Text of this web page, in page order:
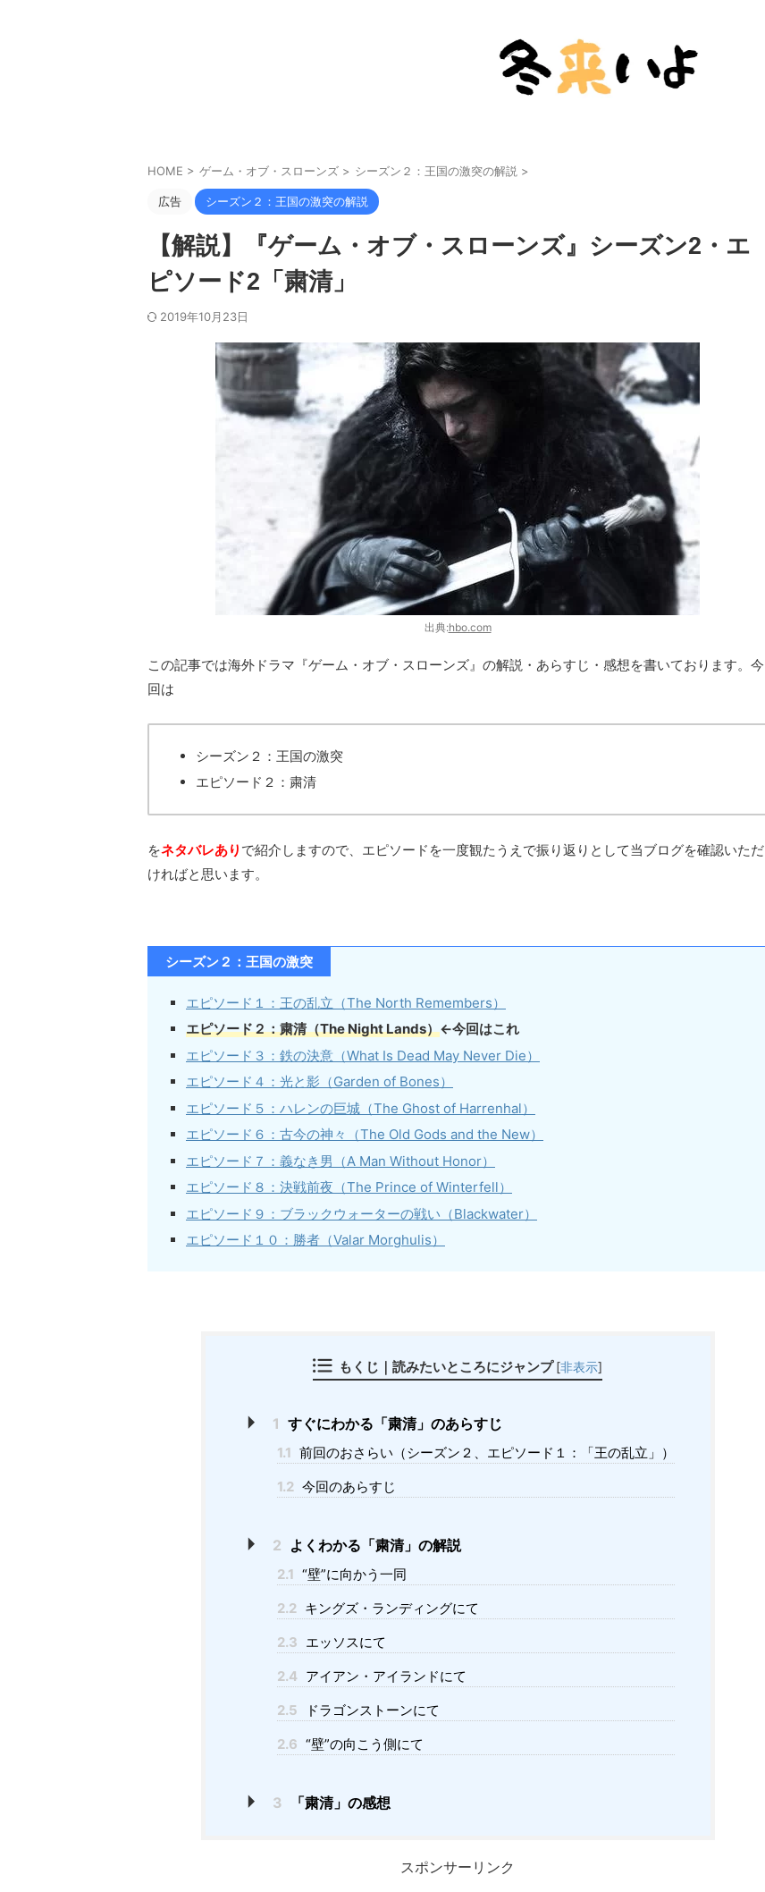
HOME > ゲーム・オブ・スローンズ > シーズン２：王国の激突の解説 >
広告 シーズン２：王国の激突の解説
【解説】『ゲーム・オブ・スローンズ』シーズン2・エ
ピソード2「粛清」
2019年10月23日
出典:hbo.com
この記事では海外ドラマ『ゲーム・オブ・スローンズ』の解説・あらすじ・感想を書いております。今
回は
シーズン２：王国の激突
エピソード２：粛清
をネタバレあり で紹介しますので、エピソードを一度観たうえで振り返りとして当ブログを確認いただ
ければと思います。
シーズン２：王国の激突
エピソード１：王の乱立（The North Remembers）
エピソード２：粛清（The Night Lands）←今回はこれ
エピソード３：鉄の決意（What Is Dead May Never Die）
エピソード４：光と影（Garden of Bones）
エピソード５：ハレンの巨城（The Ghost of Harrenhal）
エピソード６：古今の神々（The Old Gods and the New）
エピソード７：義なき男（A Man Without Honor）
エピソード８：決戦前夜（The Prince of Winterfell）
エピソード９：ブラックウォーターの戦い（Blackwater）
エピソード１０：勝者（Valar Morghulis）
もくじ｜読みたいところにジャンプ [非表示]
1 すぐにわかる「粛清」のあらすじ
1.1 前回のおさらい（シーズン２、エピソード１：「王の乱立」）
1.2 今回のあらすじ
2 よくわかる「粛清」の解説
2.1 “壁”に向かう一同
2.2 キングズ・ランディングにて
2.3 エッソスにて
2.4 アイアン・アイランドにて
2.5
ドラゴンストーンにて
2.6 “壁”の向こう側にて
3 「粛清」の感想
スポンサーリンク